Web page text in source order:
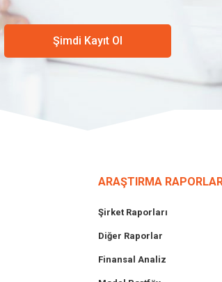
Şimdi Kayıt Ol
ARAŞTIRMA
Şirket Raporları
Diğer Raporlar
Finansal Analiz